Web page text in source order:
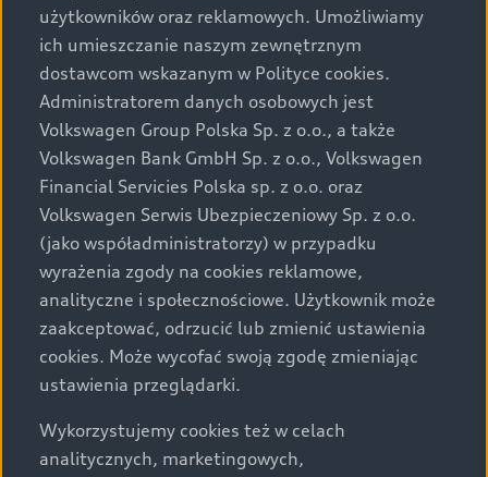
Audi zastrzega sobie możliwość wprowadzenia zmian w
prezentowanych wersjach. Przedstawione detale
wyposażenia mogą różnić się od specyfikacji
przewidzianej na rynek polski. Zamieszczone zdjęcia
mogą przedstawiać wyposażenie opcjonalne, dostępne
za dopłatą. Wiążące ustalenie ceny, wyposażenia i
specyfikacji pojazdu następują w umowie sprzedaży, a
określenie parametrów technicznych zawiera
świadectwo homologacji typu pojazdu. Zastrzegamy
sobie prawo do zmian i pomyłek. Wszelkie informacje
prezentowane na stronie są aktualne na dzień ich
zamieszczania. W celu uzyskania najnowszych
informacji prosimy kontaktować się z Partnerem Marki
Audi.
są wykonywane z materiałów spełniających pod
względem możliwości odzysku i recyklingu wymagania
użytkowników oraz reklamowych. Umożliwiamy
ich umieszczanie naszym zewnętrznym
dostawcom wskazanym w Polityce cookies.
Administratorem danych osobowych jest
Volkswagen Group Polska Sp. z o.o., a także
Volkswagen Bank GmbH Sp. z o.o., Volkswagen
Financial Servicies Polska sp. z o.o. oraz
Volkswagen Serwis Ubezpieczeniowy Sp. z o.o.
(jako współadministratorzy) w przypadku
wyrażenia zgody na cookies reklamowe,
analityczne i społecznościowe. Użytkownik może
zaakceptować, odrzucić lub zmienić ustawienia
cookies. Może wycofać swoją zgodę zmieniając
ustawienia przeglądarki.
Wykorzystujemy cookies też w celach
analitycznych, marketingowych,